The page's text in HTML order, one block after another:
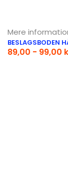
Mere
BESLAGSBODEN
89,00 - 99,00